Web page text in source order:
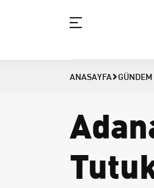
ANASAYFA GÜNDEM